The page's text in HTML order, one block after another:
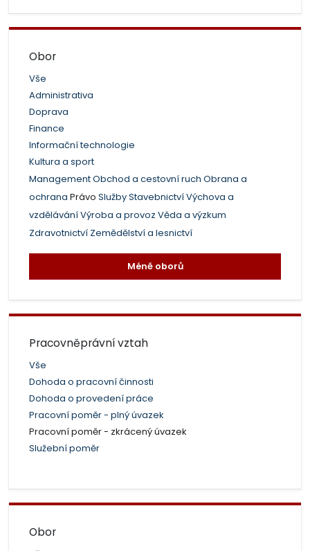
Obor
Vše
Administrativa
Doprava
Finance
Informační technologie
Kultura a sport
ManagementObchod a cestovní ruch Obrana a
ochrana Právo SlužbyStavebnictvíVýchova a
vzděláváníVýroba a provoz Věda a výzkum
Zdravotnictví Zemědělství a lesnictví
Méně oborů
Pracovněprávní vztah
Vše
Dohoda o pracovní činnosti
Dohoda o provedení práce
Pracovní poměr - plný úvazek
Pracovní poměr - zkrácený úvazek
Služební poměr
Obor